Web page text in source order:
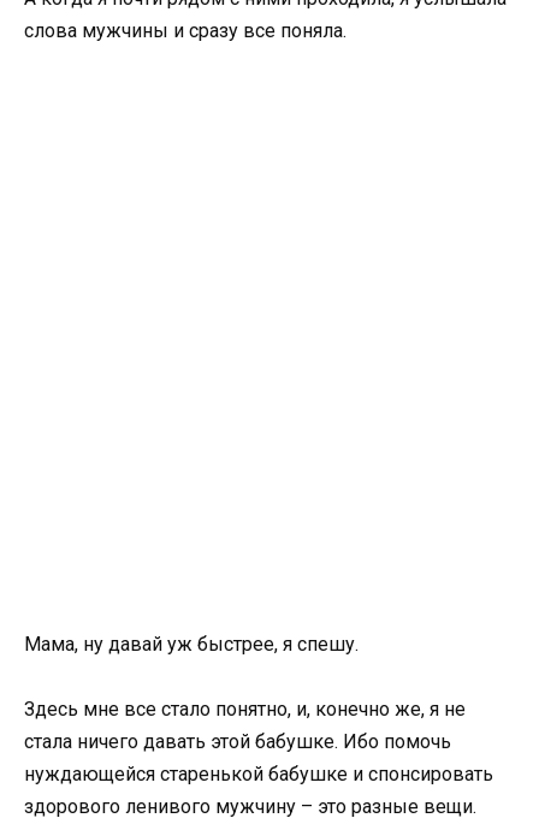
слова мужчины и сразу все поняла.
Мама, ну давай уж быстрее, я спешу.
Здесь мне все стало понятно, и, конечно же, я не
стала ничего давать этой бабушке. Ибо помочь
нуждающейся старенькой бабушке и спонсировать
здорового ленивого мужчину – это разные вещи.